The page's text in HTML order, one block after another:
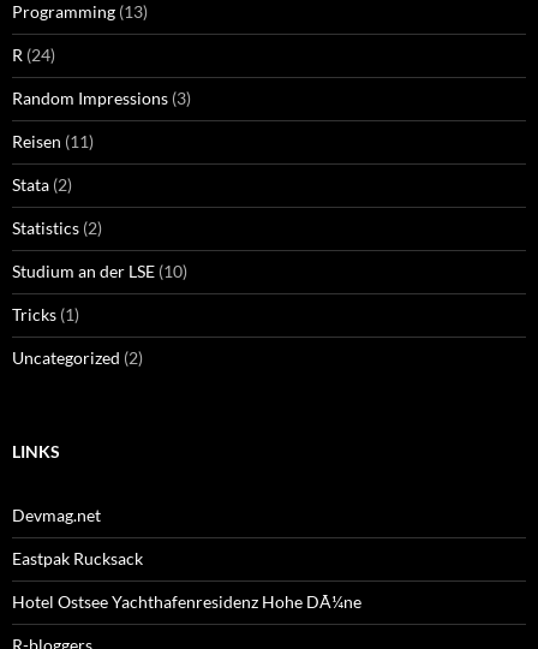
Programming (13)
R (24)
Random Impressions (3)
Reisen (11)
Stata (2)
Statistics (2)
Studium an der LSE (10)
Tricks (1)
Uncategorized (2)
LINKS
Devmag.net
Eastpak Rucksack
Hotel Ostsee Yachthafenresidenz Hohe DÃ¼ne
R-bloggers